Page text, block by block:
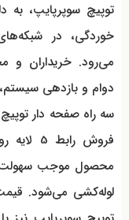
توپیچ سوپرپایپ، به
خوردگی، در
می‌رود. خریداران و
سه راه صفحه دار
محصول موجب